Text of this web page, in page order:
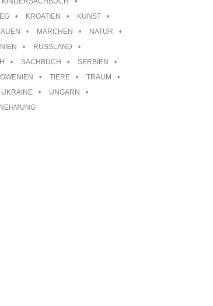
KROATIEN
KUNST
MÄRCHEN
NATUR
RUSSLAND
SACHBUCH
SERBIEN
TIERE
TRAUM
UKRAINE
UNGARN